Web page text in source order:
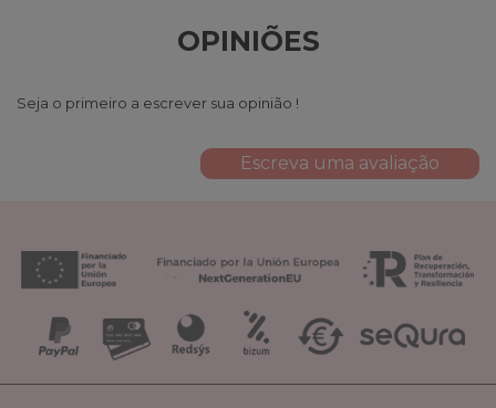
OPINIÕES
Seja o primeiro a escrever sua opinião !
Escreva uma avaliação